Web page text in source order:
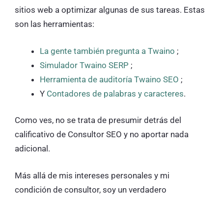
sitios web a optimizar algunas de sus tareas. Estas
son las herramientas:
La gente también pregunta a Twaino ;
Simulador Twaino SERP ;
Herramienta de auditoría Twaino SEO ;
Y Contadores de palabras y caracteres.
Como ves, no se trata de presumir detrás del
calificativo de Consultor SEO y no aportar nada
adicional.
Más allá de mis intereses personales y mi
condición de consultor, soy un verdadero